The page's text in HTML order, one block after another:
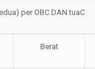
per OBC DANtuaC
Berat